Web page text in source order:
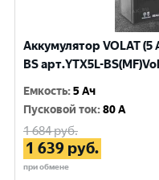
Аккумулятор VOLAT (5
BS арт.YTX5L-
Емкость:5 Ач
Пусковой ток:80 A
1 684руб.
1 639 руб.
при обмене